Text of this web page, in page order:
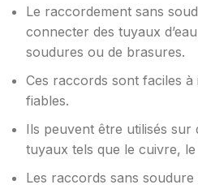
Le raccordement sans
connecter des tuyaux
soudures ou de brasures.
Ces raccords sont faciles à
fiables.
Ils peuvent être utilisés sur
tuyaux tels que le cuivre,
Les raccords sans